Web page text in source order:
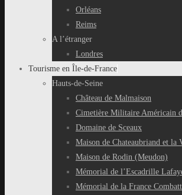
Orléans
Reims
A l’étranger
Londres
Tourisme en Île-de-France
Hauts-de-Seine
Château de Malmaison
Cimetière Militaire Américain
Domaine de Sceaux
Maison de Chateaubriand et la
Maison de Rodin (Meudon)
Mémorial de l’Escadrille
Mémorial de la France